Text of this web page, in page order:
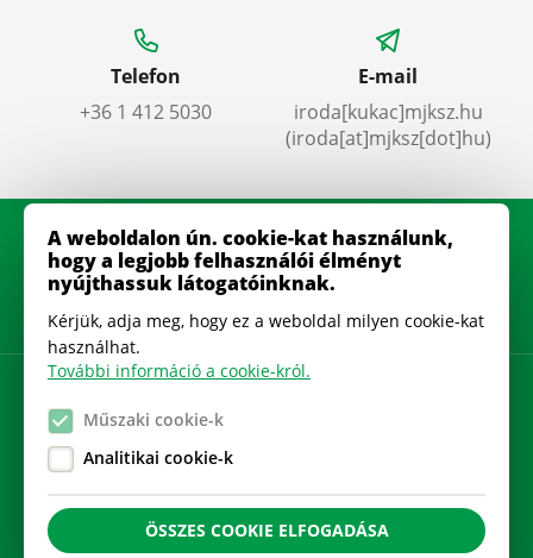
Telefon
+36 1 412 5030
E-mail
iroda[kukac]mjksz.hu
(iroda[at]mjksz[dot]hu)
Gyakran Ismételt Kérdések
Cookie beállítások
A weboldalon ún. cookie-kat használunk,
hogy a legjobb felhasználói élményt
nyújthassuk látogatóinknak.
Kérjük, adja meg, hogy ez a weboldal milyen cookie-kat
használhat.
További információ a cookie-król.
Műszaki cookie-k
Analitikai cookie-k
ÖSSZES COOKIE ELFOGADÁSA